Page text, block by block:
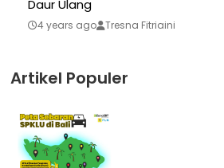
Daur Ulang
4 years ago Tresna Fitriaini
Artikel Populer